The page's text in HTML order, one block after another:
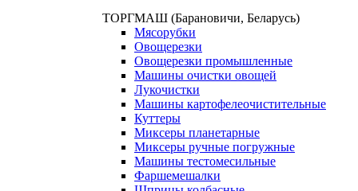
ТОРГМАШ (Барановичи, Беларусь)
Мясорубки
Овощерезки
Овощерезки промышленные
Машины очистки овощей
Лукочистки
Машины картофелеочистительные
Куттеры
Миксеры планетарные
Миксеры ручные погружные
Машины тестомесильные
Фаршемешалки